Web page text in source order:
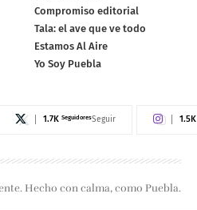
Compromiso editorial
Tala: el ave que ve todo
Estamos Al Aire
Yo Soy Puebla
1.7K SeguidoresSeguir 1.5K
Hecho con calma, como Puebla.